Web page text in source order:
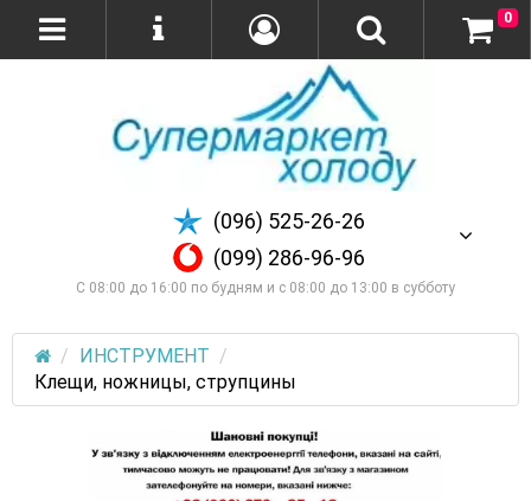
(096) 525-26-26
(099) 286-96-96
С 08:00 до 16:00 по будням и с 08:00 до 13:00 в субботу
0
ИНСТРУМЕНТ
Клещи, ножницы, струпцины